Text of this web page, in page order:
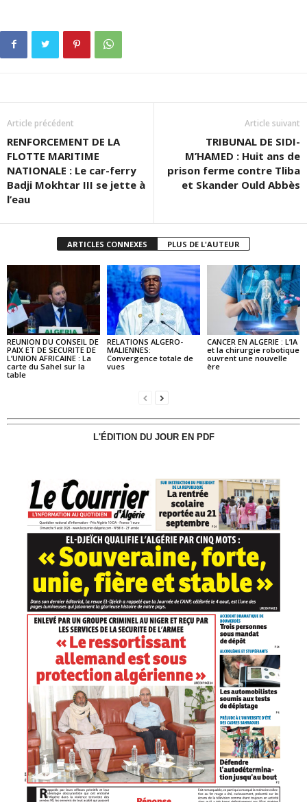
Article précédent
RENFORCEMENT DE LA
FLOTTE MARITIME
NATIONALE : Le car-ferry
Badji Mokhtar III se jette à
l’eau
Article suivant
TRIBUNAL DE SIDI-
M’HAMED : Huit ans de
prison ferme contre Tliba
et Skander Ould Abbès
ARTICLES CONNEXES PLUS DE L'AUTEUR
REUNION DU CONSEIL DE
PAIX ET DE SECURITE DE
L’UNION AFRICAINE : La
carte du Sahel sur la
table
RELATIONS ALGERO-
MALIENNES:
Convergence totale de
vues
CANCER EN ALGERIE : L’IA
et la chirurgie robotique
ouvrent une nouvelle
ère
L'ÉDITION DU JOUR EN PDF